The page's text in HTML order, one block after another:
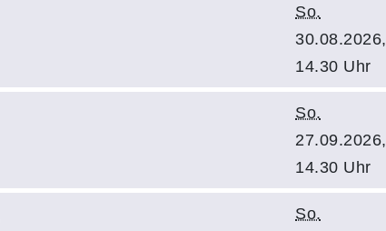
So.
30.08.2026,
14.30 Uhr
So.
27.09.2026,
14.30 Uhr
So.